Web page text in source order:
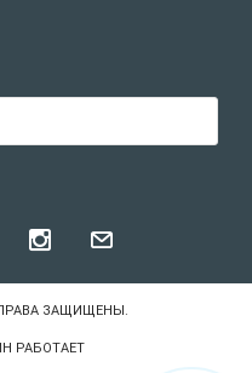
ЗАЩИЩЕНЫ.
РАБОТАЕТ